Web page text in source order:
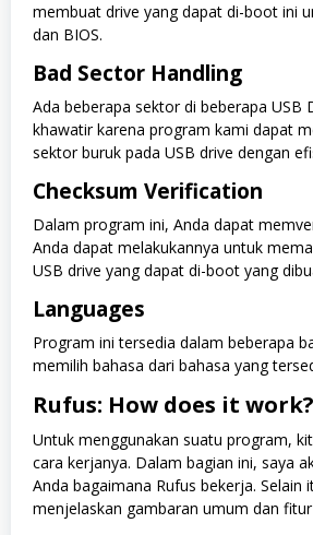
membuat drive yang dapat di-boot ini
dan BIOS.
Bad Sector Handling
Ada beberapa sektor di beberapa USB
khawatir karena program kami dapat
sektor buruk pada USB drive dengan
Checksum Verification
Dalam program ini, Anda dapat
Anda dapat melakukannya untuk
USB drive yang dapat di-boot yang
Languages
Program ini tersedia dalam beberapa
memilih bahasa dari bahasa yang
Rufus: How does it work?
Untuk menggunakan suatu program,
cara kerjanya. Dalam bagian ini, saya
Anda bagaimana Rufus bekerja. Selain
menjelaskan gambaran umum dan